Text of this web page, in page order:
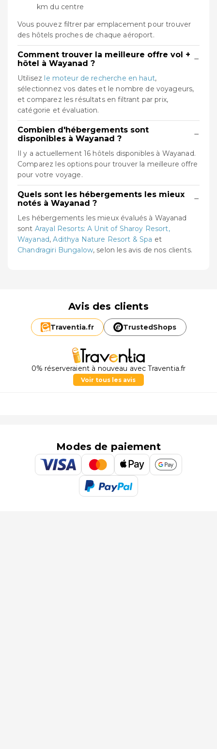
km du centre
Vous pouvez filtrer par emplacement pour trouver
des hôtels proches de chaque aéroport.
Comment trouver la meilleure offre vol +
hôtel à Wayanad ?
−
Utilisez le moteur de recherche en haut,
sélectionnez vos dates et le nombre de voyageurs,
et comparez les résultats en filtrant par prix,
catégorie et évaluation.
Combien d'hébergements sont
disponibles à Wayanad ?
−
Il y a actuellement 16 hôtels disponibles à Wayanad.
Comparez les options pour trouver la meilleure offre
pour votre voyage.
Quels sont les hébergements les mieux
notés à Wayanad ?
−
Les hébergements les mieux évalués à Wayanad
sont Arayal Resorts: A Unit of Sharoy Resort,
Wayanad,Adithya Nature Resort & Spa et
Chandragiri Bungalow, selon les avis de nos clients.
Avis des clients
Traventia.fr TrustedShops
0% réserveraient à nouveau avec Traventia.fr
Voir tous les avis
Modes de paiement